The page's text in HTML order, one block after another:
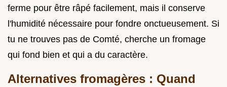
ferme pour être râpé facilement, mais il conserve
l'humidité nécessaire pour fondre onctueusement. Si
tu ne trouves pas de Comté, cherche un fromage
qui fond bien et qui a du caractère.
Alternatives fromagères : Quand